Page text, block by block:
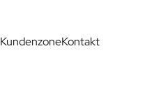
KundenzoneKontakt